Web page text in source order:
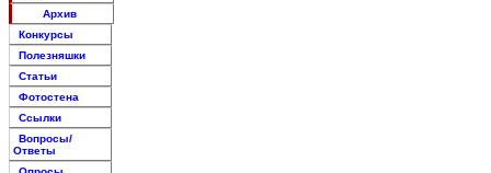
Архив
Конкурсы
Полезняшки
Статьи
Фотостена
Ссылки
Вопросы/
Ответы